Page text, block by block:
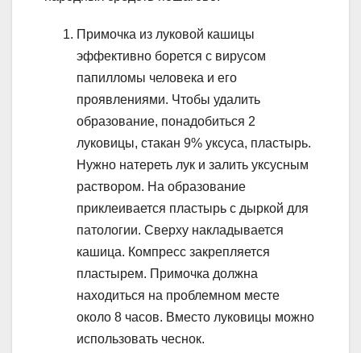
Примочка из луковой кашицы
эффективно борется с вирусом
папилломы человека и его
проявлениями. Чтобы удалить
образование, понадобиться 2
луковицы, стакан 9% уксуса, пластырь.
Нужно натереть лук и залить уксусным
раствором. На образование
приклеивается пластырь с дыркой для
патологии. Сверху накладывается
кашица. Компресс закрепляется
пластырем. Примочка должна
находиться на проблемном месте
около 8 часов. Вместо луковицы можно
использовать чеснок.